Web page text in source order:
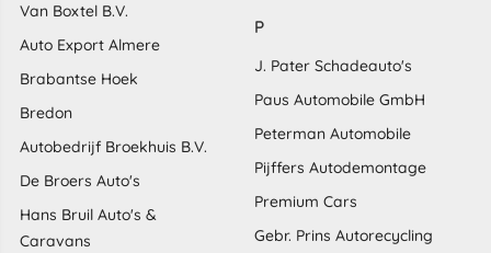
Van Boxtel B.V.
Auto Export Almere
Brabantse Hoek
Bredon
Autobedrijf Broekhuis B.V.
De Broers Auto's
Hans Bruil Auto's &
Caravans
P
J. Pater Schadeauto's
Paus Automobile GmbH
Peterman Automobile
Pijffers Autodemontage
Premium Cars
Gebr. Prins Autorecycling